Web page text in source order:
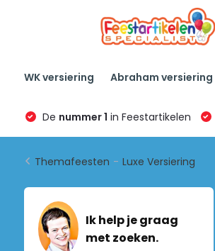
WK versiering Abraham versiering
De nummer 1 in Feestartikelen
Themafeesten - Luxe Versiering
Ik help je graag
met zoeken.